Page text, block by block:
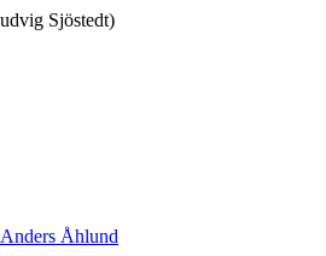
Anders Åhlund